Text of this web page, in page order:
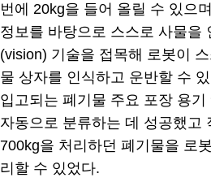
번에 20kg을 들어 올릴 수 있으
정보를 바탕으로 스스로 사물을
(vision) 기술을 접목해 로봇이
물 상자를 인식하고 운반할 수
입고되는 폐기물 주요 포장 용기
자동으로 분류하는 데 성공했고
700kg을 처리하던 폐기물을 로
리할 수 있었다.